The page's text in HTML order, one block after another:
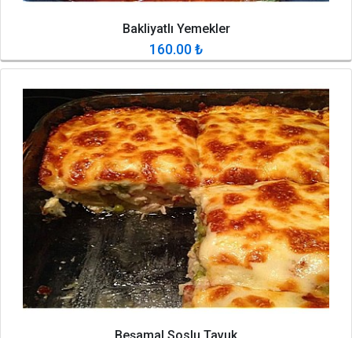
Bakliyatlı Yemekler
160.00₺
Beşamal Soslu Tavuk